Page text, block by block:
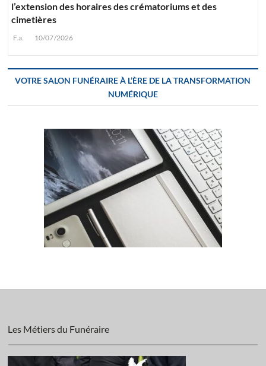
l’extension des horaires des crématoriums et des
cimetières
F.a. 10/07/2026
VOTRE SALON FUNÉRAIRE À L’ÈRE DE LA TRANSFORMATION
NUMÉRIQUE
Les Métiers du Funéraire